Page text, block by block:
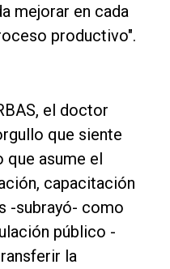
mejorar en cada
productivo".
el doctor
que siente
que asume el
capacitación
-subrayó- como
público -
la